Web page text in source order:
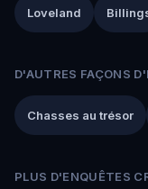
Loveland
D'AUTRES FAÇONS
Chasses au trésor
PLUS D'ENQUÊTES